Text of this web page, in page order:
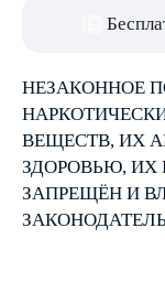
НЕЗАКОННОЕ
ВЕЩЕСТВ, ИХ
ЗДОРОВЬЮ, ИХ
ЗАПРЕЩЁН И